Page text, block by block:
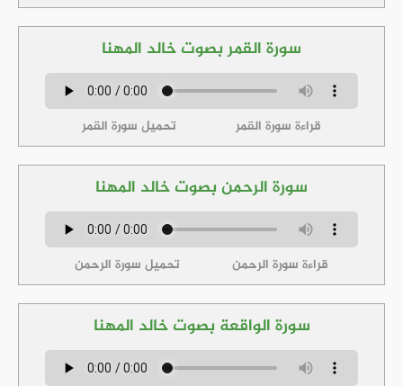
سورة القمر بصوت خالد المهنا
قراءة سورة القمر تحميل سورة القمر
سورة الرحمن بصوت خالد المهنا
قراءة سورة الرحمن تحميل سورة الرحمن
سورة الواقعة بصوت خالد المهنا